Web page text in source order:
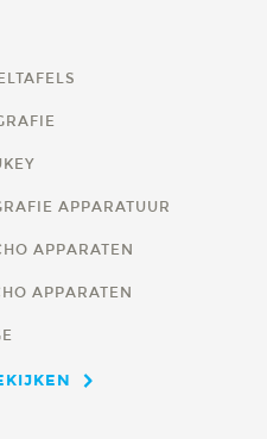
APPARATUUR
APPARATEN
APPARATEN